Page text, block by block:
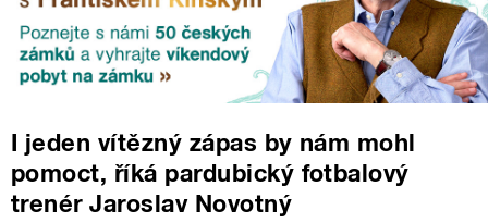
I jeden vítězný zápas by nám mohl
pomoct, říká pardubický fotbalový
trenér Jaroslav Novotný